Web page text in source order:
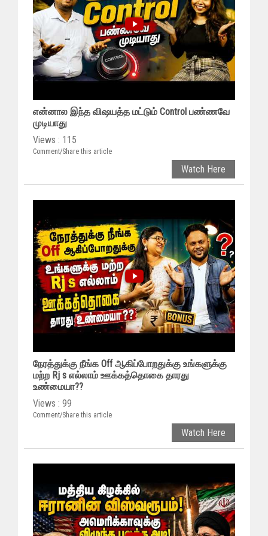
என்னால இந்த விஷயத்த மட்டும் Control பண்ணவே
முடியாது
Views : 115
Comment/Share this article
Watch Here
நேரத்துக்கு நீங்க Off ஆகிப்போறதுக்கு உங்களுக்கு
மற்ற Rj s எல்லாம் ஊக்கத்தொகை தாரது
உண்மையா??
Views : 99
Comment/Share this article
Watch Here